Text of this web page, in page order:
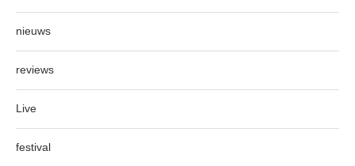
nieuws
reviews
Live
festival